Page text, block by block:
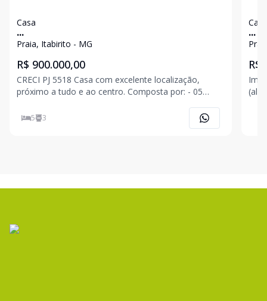
Casa
...
Praia, Itabirito - MG
R$ 900.000,00
CRECI PJ 5518 Casa com excelente localização,
próximo a tudo e ao centro. Composta por: - 05
varanda; - vaga de garagem coberta; - amplo terraço;
5 3
Casa
...
R$